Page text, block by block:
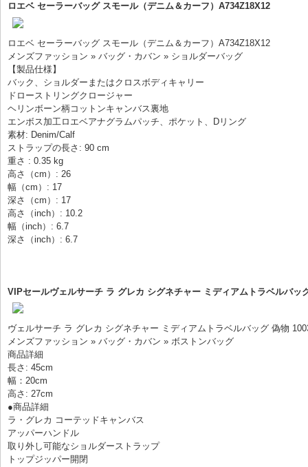
ロエベ セーラーバッグ スモール（デニム＆カーフ）A734Z18X12
ロエベ セーラーバッグ スモール（デニム＆カーフ）A734Z18X12
メンズファッション » バッグ・カバン » ショルダーバッグ
【製品仕様】
バック、ショルダーまたはクロスボディキャリー
ドローストリングクロージャー
ヘリンボーン柄コットンキャンバス裏地
エンボス加工ロエベアナグラムパッチ、ポケット、Dリング
素材: Denim/Calf
ストラップの長さ: 90 cm
重さ : 0.35 kg
高さ（cm）: 26
幅（cm）: 17
深さ（cm）: 17
高さ（inch）: 10.2
幅（inch）: 6.7
深さ（inch）: 6.7
VIPセールヴェルサーチ ラ グレカ シグネチャー ミディアムトラベルバッ
ヴェルサーチ ラ グレカ シグネチャー ミディアムトラベルバッグ 偽物
メンズファッション » バッグ・カバン » ボストンバッグ
商品詳細
長さ: 45cm
幅：20cm
高さ: 27cm
●商品詳細
ラ・グレカ コーテッドキャンバス
アッパーハンドル
取り外し可能なショルダーストラップ
トップジッパー開閉